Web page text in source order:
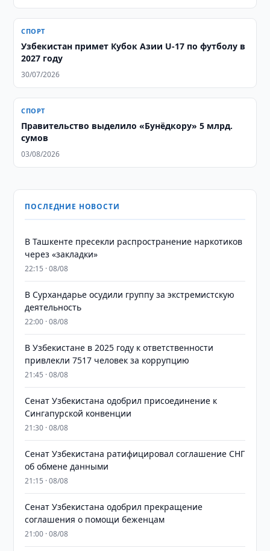
СПОРТ
Узбекистан примет Кубок Азии U-17 по футболу в
2027 году
30/07/2026
СПОРТ
Правительство выделило «Бунёдкору» 5 млрд.
сумов
03/08/2026
ПОСЛЕДНИЕ НОВОСТИ
В Ташкенте пресекли распространение наркотиков
через «закладки»
22:15 · 08/08
В Сурхандарье осудили группу за экстремистскую
деятельность
22:00 · 08/08
В Узбекистане в 2025 году к ответственности
привлекли 7517 человек за коррупцию
21:45 · 08/08
Сенат Узбекистана одобрил присоединение к
Сингапурской конвенции
21:30 · 08/08
Сенат Узбекистана ратифицировал соглашение СНГ
об обмене данными
21:15 · 08/08
Сенат Узбекистана одобрил прекращение
соглашения о помощи беженцам
21:00 · 08/08